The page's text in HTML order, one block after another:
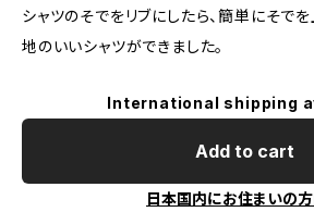
シャツのそでをリブにしたら、簡単にそで
地のいいシャツができました。
International shipping
Add to cart
日本国内にお住まいの